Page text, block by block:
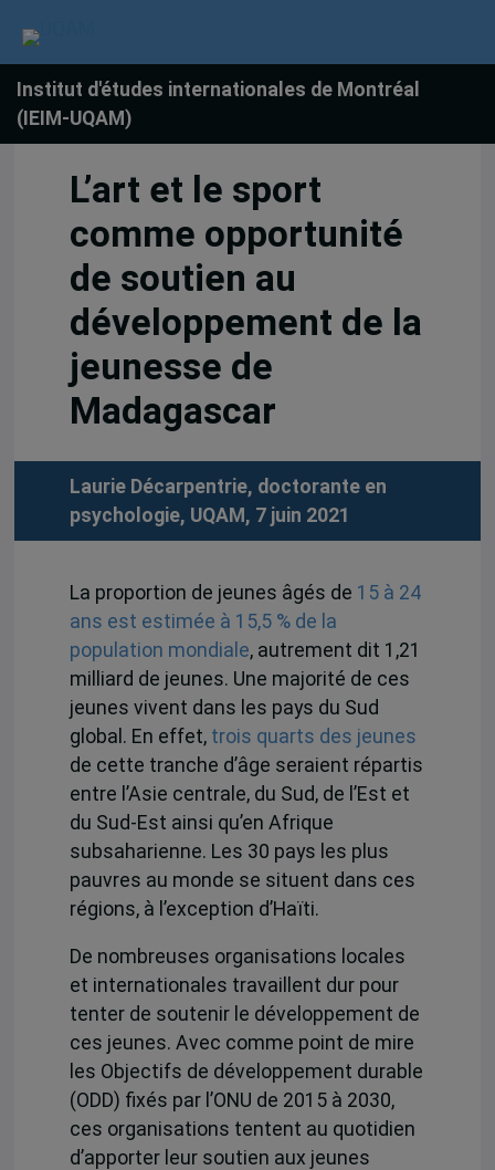
Institut d'études internationales de Montréal
(IEIM-UQAM)
L’art et le sport
comme opportunité
de soutien au
développement de la
jeunesse de
Madagascar
Laurie Décarpentrie, doctorante en
psychologie, UQAM, 7 juin 2021
La proportion de jeunes âgés de 15 à 24
ans est estimée à 15,5 % de la
population mondiale, autrement dit 1,21
milliard de jeunes. Une majorité de ces
jeunes vivent dans les pays du Sud
global. En effet, trois quarts des jeunes
de cette tranche d’âge seraient répartis
entre l’Asie centrale, du Sud, de l’Est et
du Sud-Est ainsi qu’en Afrique
subsaharienne. Les 30 pays les plus
pauvres au monde se situent dans ces
régions, à l’exception d’Haïti.
De nombreuses organisations locales
et internationales travaillent dur pour
tenter de soutenir le développement de
ces jeunes. Avec comme point de mire
les Objectifs de développement durable
(ODD) fixés par l’ONU de 2015 à 2030,
ces organisations tentent au quotidien
d’apporter leur soutien aux jeunes